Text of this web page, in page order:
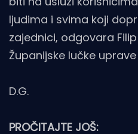
ljudima i svima koji
zajednici, odgovara
Županijske lučke uprave
D.G.
PROČITAJTE JOŠ: